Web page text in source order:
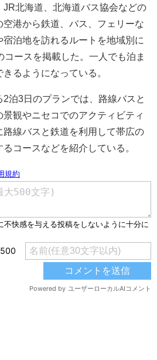
北海道、北海道バス協会などの
港から鉄道、バス、フェリーな
泊地を訪れるルートを地域別に
ースを掲載した。一人でも泊ま
るようになっている。
泊3日のプランでは、路線バスと
観やニセコでのアクティビティ
路線バスと鉄道を利用して帯広の
コースなどを紹介している。